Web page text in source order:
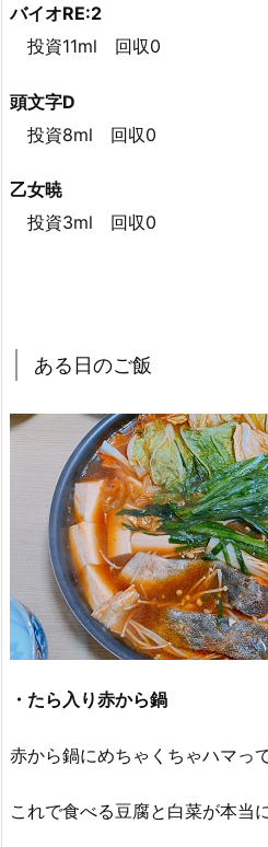
バイオRE:2
投資11ml 回収0
頭文字D
投資8ml 回収0
乙女暁
投資3ml 回収0
ある日のご飯
・たら入り赤から鍋
赤から鍋にめちゃくちゃハマっ
これで食べる豆腐と白菜が本当